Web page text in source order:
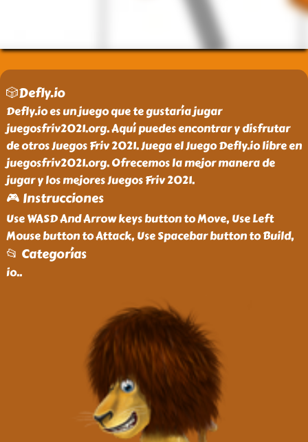
🎲Defly.io
Defly.io es un juego que te gustaría jugar
juegosfriv2021.org. Aquí puedes encontrar y disfrutar
de otros Juegos Friv 2021. Juega el Juego Defly.io libre en
juegosfriv2021.org. Ofrecemos la mejor manera de
jugar y los mejores Juegos Friv 2021.
🎮 Instrucciones
Use WASD And Arrow keys button to Move, Use Left
Mouse button to Attack, Use Spacebar button to Build,
📂 Categorías
io..